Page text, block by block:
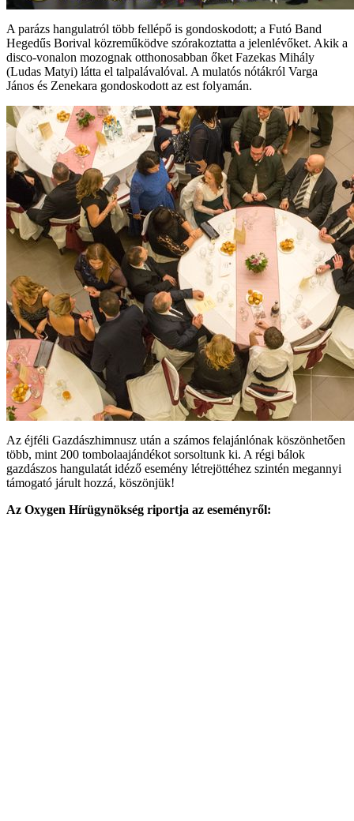
A parázs hangulatról több fellépő is gondoskodott; a Futó Band
Hegedűs Borival közreműködve szórakoztatta a jelenlévőket. Akik a
disco-vonalon mozognak otthonosabban őket Fazekas Mihály
(Ludas Matyi) látta el talpalávalóval. A mulatós nótákról Varga
János és Zenekara gondoskodott az est folyamán.
Az éjféli Gazdászhimnusz után a számos felajánlónak köszönhetően
több, mint 200 tombolaajándékot sorsoltunk ki. A régi bálok
gazdászos hangulatát idéző esemény létrejöttéhez szintén megannyi
támogató járult hozzá, köszönjük!
Az Oxygen Hírügynökség riportja az eseményről: